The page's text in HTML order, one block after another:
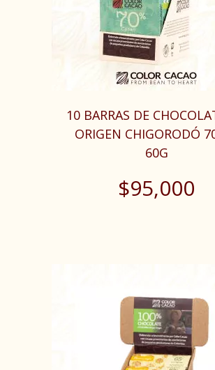
10 BARRAS DE
ORIGEN CHIGORODÓ
60G
$95,000